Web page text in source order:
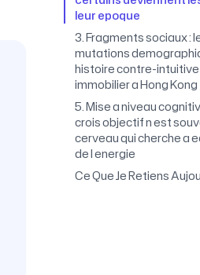
leur epoque
3. Fragments sociaux :
mutations
histoire contre-intuitive
immobilier a Hong Kong
5. Mise a niveau
crois objectif n est
cerveau qui cherche a
de l energie
Ce Que Je Retiens